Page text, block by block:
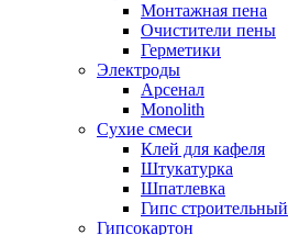
Монтажная пена
Очистители пены
Герметики
Электроды
Арсенал
Monolith
Сухие смеси
Клей для кафеля
Штукатурка
Шпатлевка
Гипс строительный
Гипсокартон